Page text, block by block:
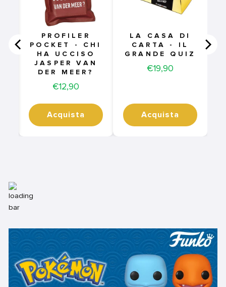
PROFILER
POCKET - CHI
HA UCCISO
JASPER VAN
DER MEER?
Price
€12,90
Acquista
LA CASA DI
CARTA - IL
GRANDE QUIZ
Price
€19,90
Acquista